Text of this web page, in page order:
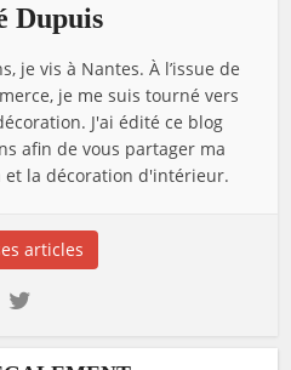
Dupuis
je vis à Nantes. À l’issue de
je me suis tourné vers
J'ai édité ce blog
afin de vous partager ma
et la décoration d'intérieur.
articles